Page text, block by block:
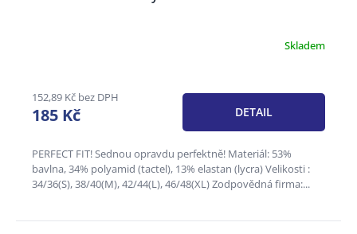
je
3,6
z
hvězdiček.
Skladem
152,89 Kč bez DPH
185 Kč DETAIL
PERFECT FIT! Sednou opravdu perfektně! Materiál: 53%
bavlna, 34% polyamid (tactel), 13% elastan (lycra) Velikosti :
34/36(S), 38/40(M), 42/44(L), 46/48(XL) Zodpovědná firma:...